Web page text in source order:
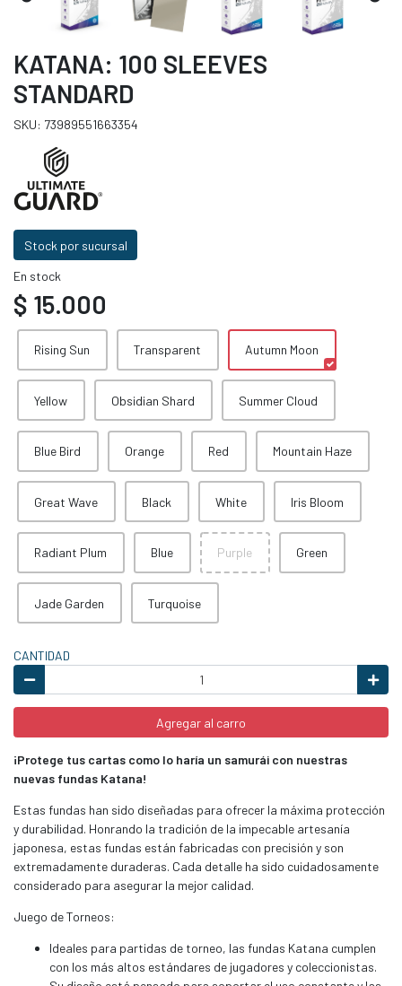
KATANA: 100 SLEEVES
STANDARD
SKU: 73989551663354
Stock por sucursal
En stock
$ 15.000
Rising Sun Transparent Autumn Moon
Yellow Obsidian Shard Summer Cloud
Blue Bird Orange Red Mountain Haze
Great Wave Black White Iris Bloom
Radiant Plum Blue Purple Green
Jade Garden Turquoise
CANTIDAD
Agregar al carro
¡Protege tus cartas como lo haría un samurái con nuestras
nuevas fundas Katana!
Estas fundas han sido diseñadas para ofrecer la máxima protección
y durabilidad. Honrando la tradición de la impecable artesanía
japonesa, estas fundas están fabricadas con precisión y son
extremadamente duraderas. Cada detalle ha sido cuidadosamente
considerado para asegurar la mejor calidad.
Juego de Torneos:
Ideales para partidas de torneo, las fundas Katana cumplen
con los más altos estándares de jugadores y coleccionistas.